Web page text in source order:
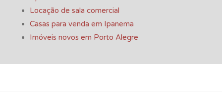
Locação de sala comercial
Casas para venda em Ipanema
Imóveis novos em Porto Alegre